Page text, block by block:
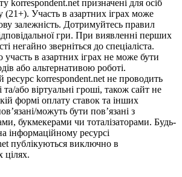
korrespondent.net призначені для осіб
(21+). Участь в азартних іграх може
залежність. Дотримуйтесь правил
гри. При виявленні перших
негайно зверніться до спеціаліста.
в азартних іграх не може бути
або альтернативою роботі.
ресурс korrespondent.net не проводить
та/або віртуальні гроші, також сайт не
формі оплату ставок та інших
можуть бути пов’язані з
букмекерами чи тоталізаторами. Будь-
інформаційному ресурсі
публікуються виключно в
цілях.